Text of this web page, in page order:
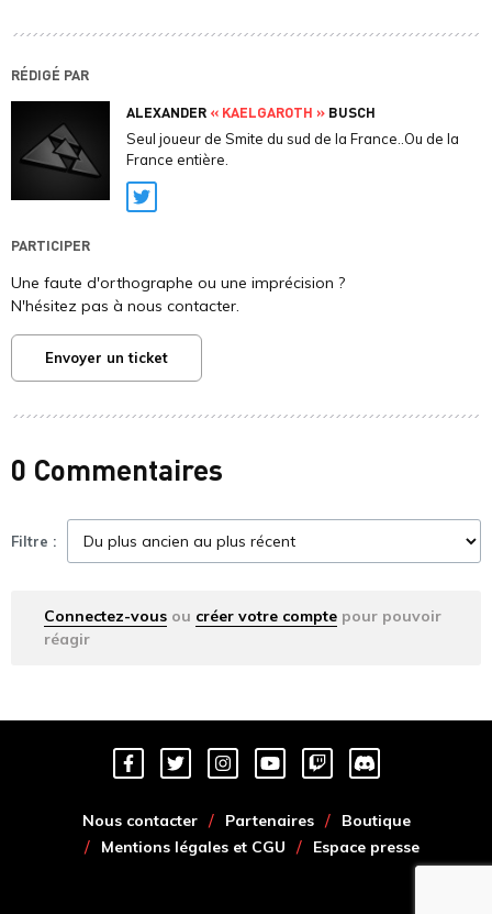
RÉDIGÉ PAR
ALEXANDER « KAELGAROTH » BUSCH
Seul joueur de Smite du sud de la France..Ou de la
France entière.
Twitter
PARTICIPER
Une faute d'orthographe ou une imprécision ?
N'hésitez pas à nous contacter.
Envoyer un ticket
0 Commentaires
Filtre :
Connectez-vous ou créer votre compte pour pouvoir
réagir
Nous contacter Partenaires
Boutique
Mentions légales et CGU
Espace presse